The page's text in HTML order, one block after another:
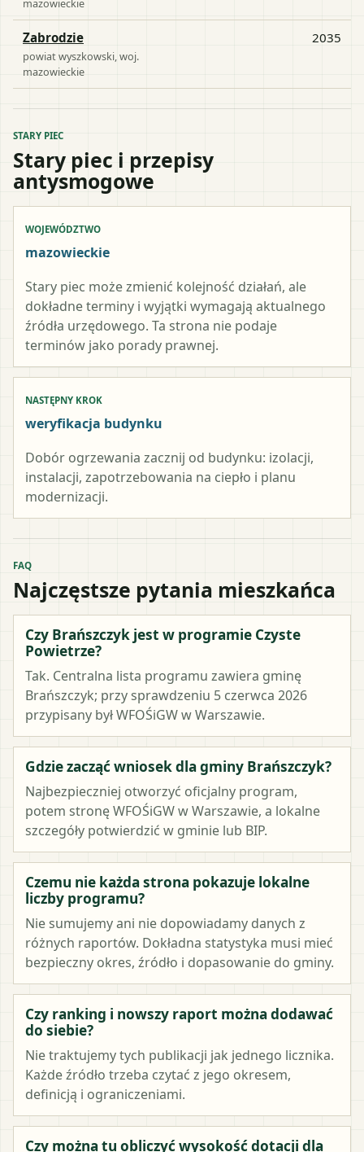
Zabrodzie
powiatwyszkowski , woj.
mazowieckie
2035
STARY PIEC
Stary piec i przepisy
antysmogowe
WOJEWÓDZTWO
mazowieckie
Stary piec może zmienić kolejność działań, ale
dokładne terminy i wyjątki wymagają aktualnego
źródła urzędowego. Ta strona nie podaje
terminów jako porady prawnej.
NASTĘPNY KROK
weryfikacja budynku
Dobór ogrzewania zacznij od budynku: izolacji,
instalacji, zapotrzebowania na ciepło i planu
modernizacji.
FAQ
Najczęstsze pytania mieszkańca
Czy Brańszczyk jest w programie Czyste
Powietrze?
Tak. Centralna lista programu zawiera gminę
Brańszczyk; przy sprawdzeniu 5 czerwca 2026
przypisany był WFOŚiGW w Warszawie.
Gdzie zacząć wniosek dla gminy Brańszczyk?
Najbezpieczniej otworzyć oficjalny program,
potem stronę WFOŚiGW w Warszawie, a lokalne
szczegóły potwierdzić w gminie lub BIP.
Czemu nie każda strona pokazuje lokalne
liczby programu?
Nie sumujemy ani nie dopowiadamy danych z
różnych raportów. Dokładna statystyka musi mieć
bezpieczny okres, źródło i dopasowanie do gminy.
Czy ranking i nowszy raport można dodawać
do siebie?
Nie traktujemy tych publikacji jak jednego licznika.
Każde źródło trzeba czytać z jego okresem,
definicją i ograniczeniami.
Czy można tu obliczyć wysokość dotacji dla